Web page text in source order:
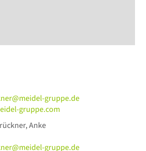
gruppe.de
gruppe.com
Anke
gruppe.de